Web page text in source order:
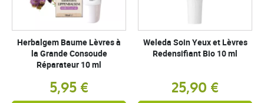
Herbalgem Baume Lèvres à
la Grande Consoude
Réparateur 10 ml
5,95 €
Weleda Soin Yeux et Lèvres
Redensifiant Bio 10 ml
25,90 €